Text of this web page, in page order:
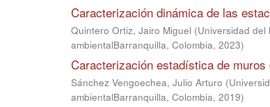
Caracterización dinámica de las
Quintero Ortiz, Jairo Miguel (Universidad
ambientalBarranquilla, Colombia, 2023)
Caracterización estadística de
Sánchez Vengoechea, Julio Arturo (
ambientalBarranquilla, Colombia, 2019)